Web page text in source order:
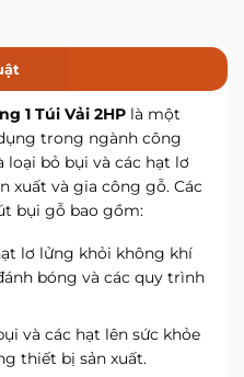
1 Túi Vải 2HP là một
trong ngành công
loại bỏ bụi và các hạt lơ
xuất và gia công gỗ. Các
bụi gỗ bao gồm:
lơ lửng khỏi không khí
bóng và các quy trình
và các hạt lên sức khỏe
thiết bị sản xuất.